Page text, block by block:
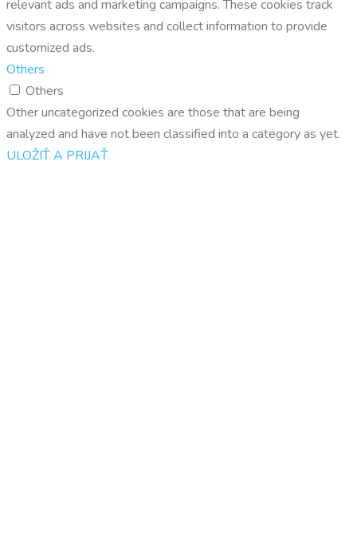
relevant ads and marketing campaigns. These cookies track
visitors across websites and collect information to provide
customized ads.
Others
Others
Other uncategorized cookies are those that are being
analyzed and have not been classified into a category as yet.
ULOŽIŤ A PRIJAŤ